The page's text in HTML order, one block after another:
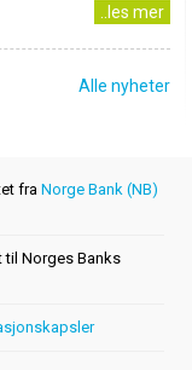
..les mer
Alle nyheter
fra Norge Bank (NB)
til Norges Banks